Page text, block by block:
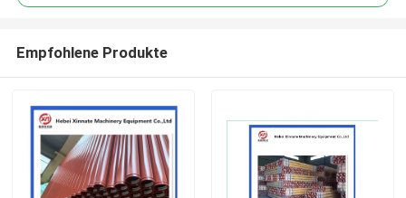
Empfohlene Produkte